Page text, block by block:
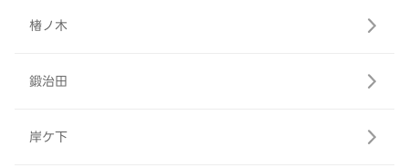
楮ノ木
鍛治田
岸ケ下